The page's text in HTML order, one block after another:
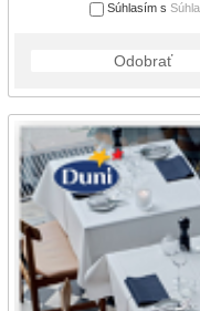
Súhlasím s
Odobrať